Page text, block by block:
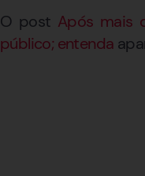
O post Após mais
público; entenda